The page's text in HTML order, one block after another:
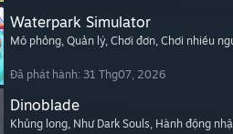
Waterpark Simulator
Mô phỏng, Quản lý, Chơi đơn, Chơi nhiều
Đã phát hành: 31 Thg07, 2026
Dinoblade
Khủng long, Như Dark Souls, Hành động